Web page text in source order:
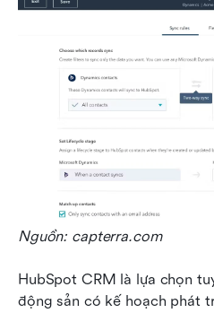
Nguồn: capterra.com
HubSpot CRM là lựa chọn
động sản có kế hoạch phát